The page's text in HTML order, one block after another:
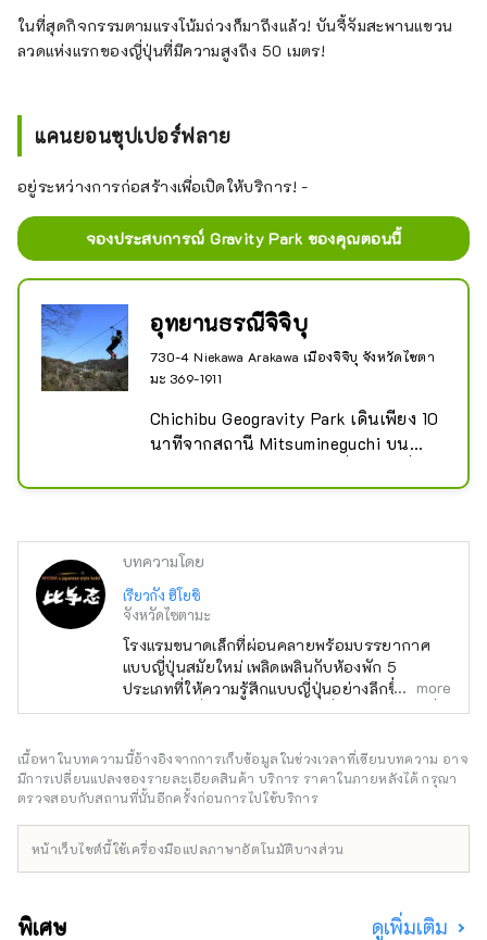
ในที่สุดกิจกรรมตามแรงโน้มถ่วงก็มาถึงแล้ว! บันจี้จัมสะพานแขวน
ลวดแห่งแรกของญี่ปุ่นที่มีความสูงถึง 50 เมตร!
แคนยอนซุปเปอร์ฟลาย
อยู่ระหว่างการก่อสร้างเพื่อเปิดให้บริการ! -
จองประสบการณ์ Gravity Park ของคุณตอนนี้
อุทยานธรณีจิจิบุ
730-4 Niekawa Arakawa เมืองจิจิบุ จังหวัดไซตา
มะ 369-1911
Chichibu Geogravity Park เดินเพียง 10
นาทีจากสถานี Mitsumineguchi บน
สามารถเพลิดเพลินกับกิจกรรมที่น่าตื่น
หุบเขา Arakawa
บทความโดย
เรียวกัง ฮิโยชิ
จังหวัดไซตามะ
โรงแรมขนาดเล็กที่ผ่อนคลายพร้อมบรรยากาศ
แบบญี่ปุ่นสมัยใหม่ เพลิดเพลินกับห้องพัก 5
ประเภทที่ให้ความรู้สึกแบบญี่ปุ่นอย่างลึกซึ้ง
อาหารเช้าซึ่งใช้วัตถุดิบในท้องถิ่นมากมายเป็นที่
อวกาศ ห้องอาบน้ำส่วนตัวที่คุณสามารถ
เพลิดเพลินไปพร้อมกับสัมผัสธรรมชาติ พื้นที่ที่มีเตา
ฟืนเพื่อให้ร่างกายและจิตใจอบอุ่น ตกแต่งด้วย
8 นาทีจากสถานีเซบุจิจิบุ ที่พักไม่รวมอาหารและ
more
เนื้อหาในบทความนี้อ้างอิงจากการเก็บข้อมูลในช่วงเวลาที่เขียนบทความ อาจ
มีการเปลี่ยนแปลงของรายละเอียดสินค้า บริการ ราคาในภายหลังได้ กรุณา
ตรวจสอบกับสถานที่นั้นอีกครั้งก่อนการไปใช้บริการ
หน้าเว็บไซต์นี้ใช้เครื่องมือแปลภาษาอัตโนมัติบางส่วน
พิเศษ ดูเพิ่มเติม